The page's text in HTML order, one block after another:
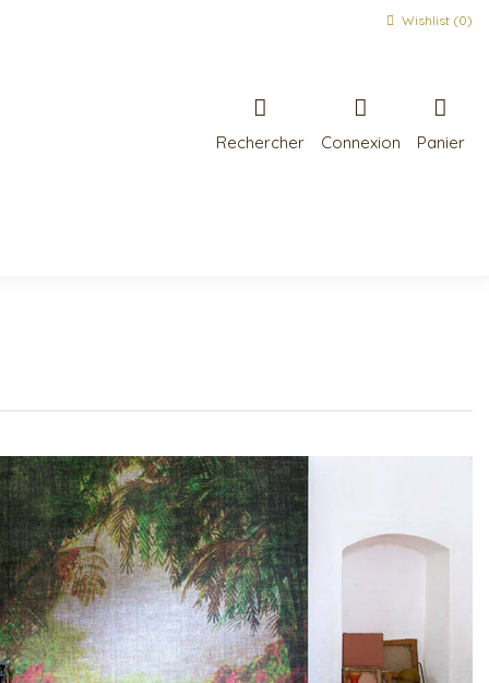
Wishlist (0)
Rechercher Connexion Panier